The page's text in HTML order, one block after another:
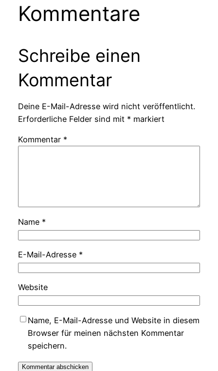
Kommentare
Schreibe einen
Kommentar
Deine E-Mail-Adresse wird nicht veröffentlicht.
Erforderliche Felder sind mit * markiert
Kommentar *
Name *
E-Mail-Adresse *
Website
Name, E-Mail-Adresse und Website in diesem
Browser für meinen nächsten Kommentar
speichern.